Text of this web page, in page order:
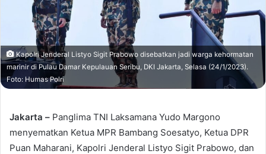
Kapolri Jenderal Listyo Sigit Prabowo disebatkan jadi warga kehormatan
marinir di Pulau Damar Kepulauan Seribu, DKI Jakarta, Selasa (24/1/2023).
Foto: Humas Polri
Jakarta – Panglima TNI Laksamana Yudo Margono
menyematkan Ketua MPR Bambang Soesatyo, Ketua DPR
Puan Maharani, Kapolri Jenderal Listyo Sigit Prabowo, dan